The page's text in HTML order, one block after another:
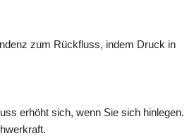
zum Rückfluss, indem Druck in
erhöht sich, wenn Sie sich hinlegen.